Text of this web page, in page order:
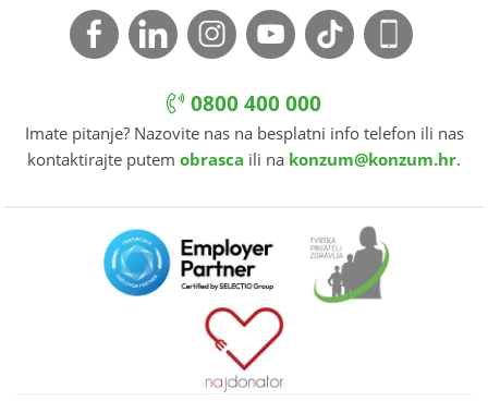
0800 400 000
Imate pitanje? Nazovite nas na besplatni info telefon ili nas
kontaktirajte putem obrasca ili na konzum@konzum.hr.